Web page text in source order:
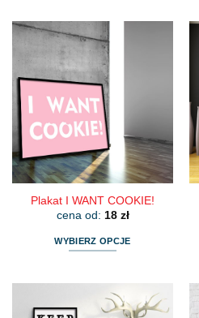
ma
wiele
wariantów.
Opcje
można
wybrać
na
stronie
produktu
Plakat I WANT COOKIE!
cena od: 18 zł
WYBIERZ OPCJE
wiele